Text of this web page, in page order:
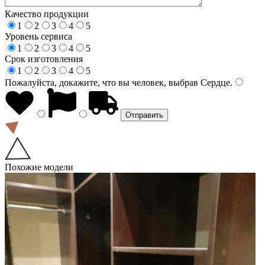
Качество продукции
1
2 3 4
5
Уровень сервиса
1
2 3 4
5
Срок изготовления
1
2 3 4
5
Пожалуйста, докажите, что вы человек, выбрав Сердце.
Похожие модели